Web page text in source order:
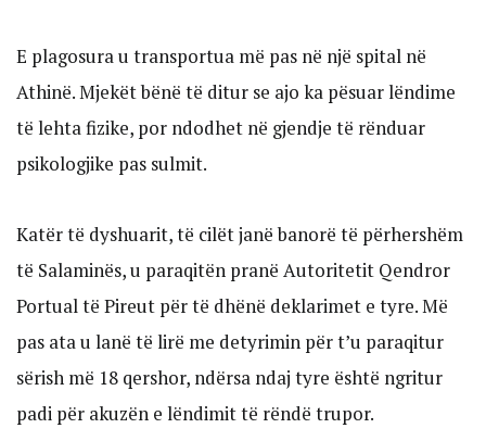
E plagosura u transportua më pas në një spital në
Athinë. Mjekët bënë të ditur se ajo ka pësuar lëndime
të lehta fizike, por ndodhet në gjendje të rënduar
psikologjike pas sulmit.
Katër të dyshuarit, të cilët janë banorë të përhershëm
të Salaminës, u paraqitën pranë Autoritetit Qendror
Portual të Pireut për të dhënë deklarimet e tyre. Më
pas ata u lanë të lirë me detyrimin për t’u paraqitur
sërish më 18 qershor, ndërsa ndaj tyre është ngritur
padi për akuzën e lëndimit të rëndë trupor.